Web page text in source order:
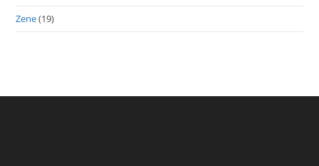
Zene(19)